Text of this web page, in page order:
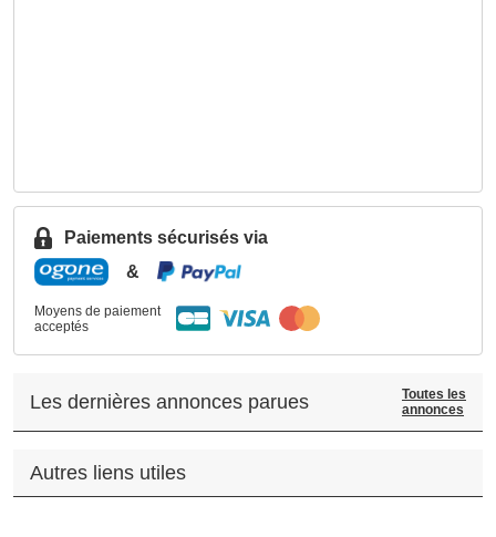
Paiements sécurisés via
&
Moyens de paiement
acceptés
Les dernières annonces parues
Toutes les
annonces
Autres liens utiles